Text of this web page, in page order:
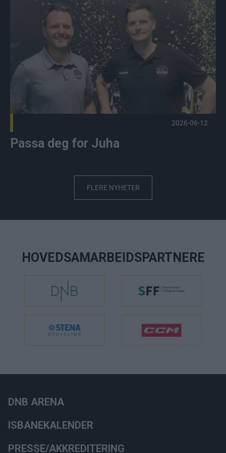
Passa deg for Juha Publisert 2026-06-12
2026-06-12
Passa deg for Juha
FLERE NYHETER
HOVEDSAMARBEIDSPARTNERE
DNB ARENA
ISBANEKALENDER
PRESSE/AKKREDITERING